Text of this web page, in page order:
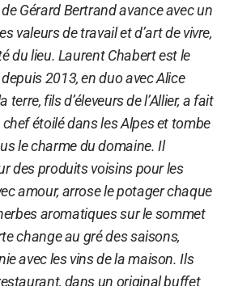
Gérard Bertrand avance avec un
valeurs de travail et d’art de vivre,
du lieu. Laurent Chabert est le
2013, en duo avec Alice
terre, fils d’éleveurs de l’Allier, a fait
étoilé dans les Alpes et tombe
le charme du domaine. Il
des produits voisins pour les
amour, arrose le potager chaque
aromatiques sur le sommet
change au gré des saisons,
avec les vins de la maison. Ils
dans un original buffet